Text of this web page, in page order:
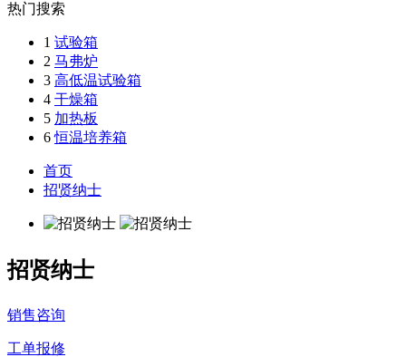
热门搜索
1 试验箱
2 马弗炉
3 高低温试验箱
4 干燥箱
5 加热板
6 恒温培养箱
首页
招贤纳士
招贤纳士
销售咨询
工单报修